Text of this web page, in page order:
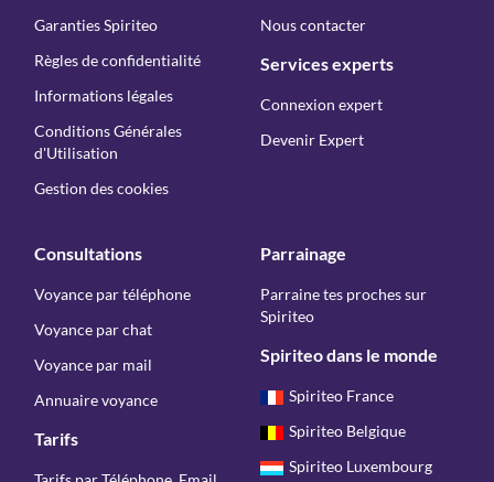
Garanties Spiriteo
Règles de confidentialité
Informations légales
Conditions Générales
d'Utilisation
Gestion des cookies
Nous contacter
Services experts
Connexion expert
Devenir Expert
Consultations
Voyance par téléphone
Voyance par chat
Voyance par mail
Annuaire voyance
Tarifs
Parrainage
Parraine tes proches sur
Spiriteo
Spiriteo dans le monde
Spiriteo France
Spiriteo Belgique
Spiriteo Luxembourg